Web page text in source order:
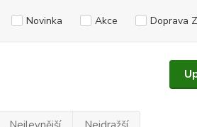
Novinka Akce Doprava